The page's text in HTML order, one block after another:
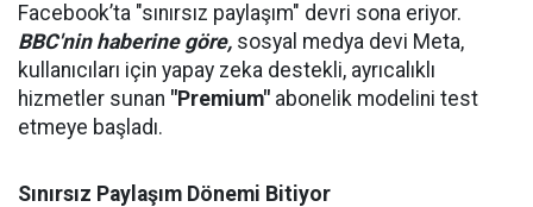
Facebook’ta "sınırsız paylaşım" devri sona eriyor.
BBC'nin haberine göre, sosyal medya devi Meta,
kullanıcıları için yapay zeka destekli, ayrıcalıklı
hizmetler sunan "Premium" abonelik modelini test
etmeye başladı.
Sınırsız Paylaşım Dönemi Bitiyor